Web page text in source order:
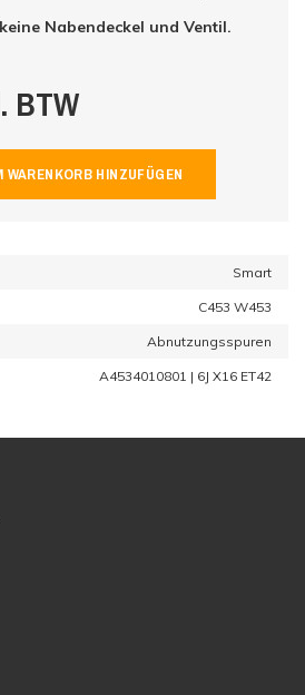
Nabendeckel und Ventil.
BTW
WARENKORB HINZUFÜGEN
Smart
C453 W453
Abnutzungsspuren
A4534010801 | 6J X16 ET42